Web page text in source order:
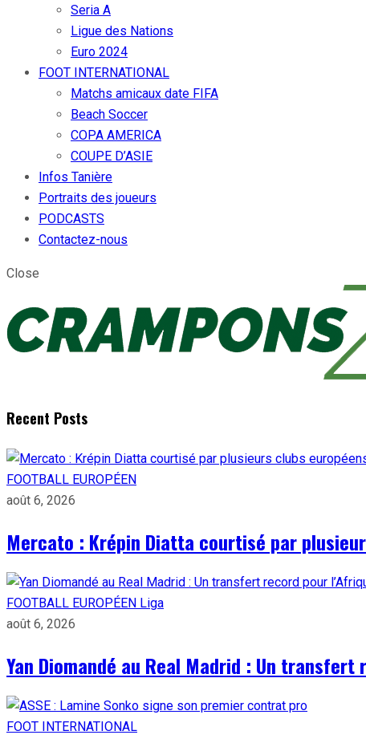
Seria A
Ligue des Nations
Euro 2024
FOOT INTERNATIONAL
Matchs amicaux date FIFA
Beach Soccer
COPA AMERICA
COUPE D’ASIE
Infos Tanière
Portraits des joueurs
PODCASTS
Contactez-nous
Close
Recent Posts
FOOTBALL EUROPÉEN
août 6, 2026
Mercato : Krépin Diatta courtisé par
FOOTBALL EUROPÉEN Liga
août 6, 2026
Yan Diomandé au Real Madrid : Un transfert
FOOT INTERNATIONAL